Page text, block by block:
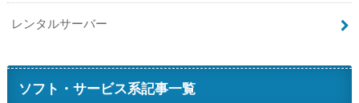
レンタルサーバー
ソフト・サービス系記事一覧